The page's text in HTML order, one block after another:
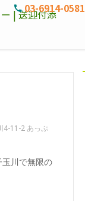
03-6914-0581
4-11-2 あっぷ
川で無限の